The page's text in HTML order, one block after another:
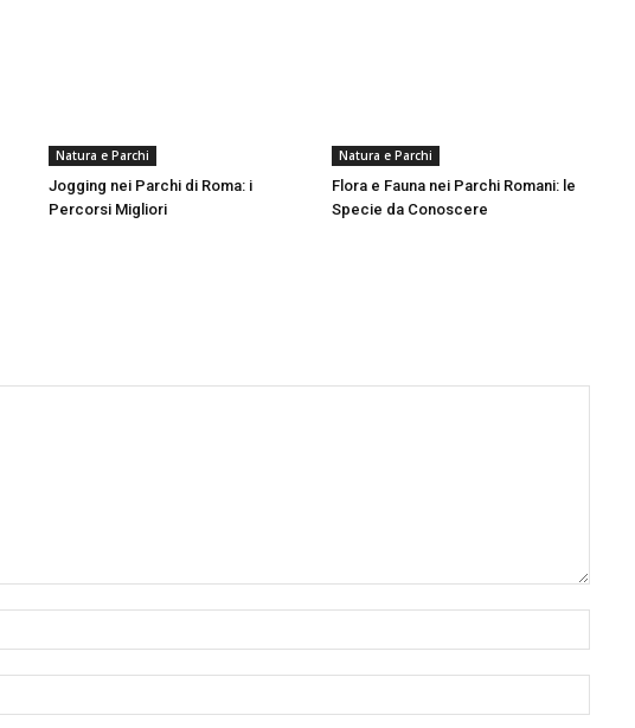
Natura e Parchi
Jogging nei Parchi di Roma: i
Percorsi Migliori
Natura e Parchi
Flora e Fauna nei Parchi Romani: le
Specie da Conoscere